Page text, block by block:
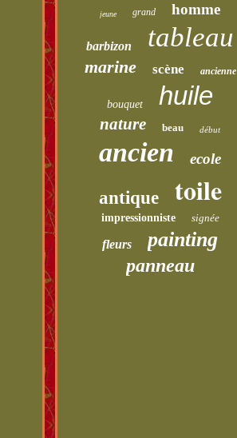
jeune grand homme
barbizon tableau
marine scène ancienne
bouquet huile
nature beau début
ancien ecole
antique toile
impressionniste signée
fleurs painting
panneau